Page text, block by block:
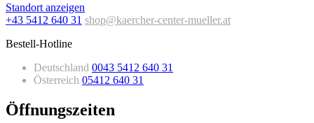
Standort anzeigen
+43 5412 640 31 shop@kaercher-center-mueller.at
Bestell-Hotline
Deutschland 0043 5412 640 31
Österreich 05412 640 31
Öffnungszeiten